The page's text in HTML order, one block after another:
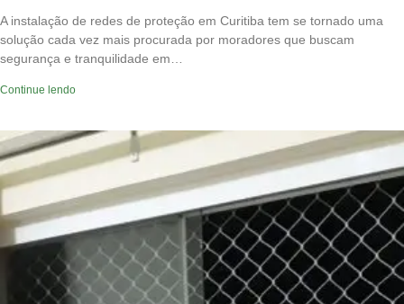
A instalação de redes de proteção em Curitiba tem se tornado uma
solução cada vez mais procurada por moradores que buscam
segurança e tranquilidade em…
Continue lendo